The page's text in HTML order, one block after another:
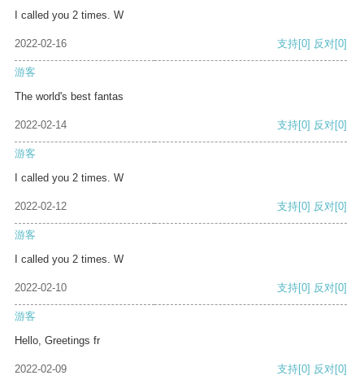
I called you 2 times. W
2022-02-16 支持[0] 反对[0]
游客
The world's best fantas
2022-02-14 支持[0] 反对[0]
游客
I called you 2 times. W
2022-02-12 支持[0] 反对[0]
游客
I called you 2 times. W
2022-02-10 支持[0] 反对[0]
游客
Hello, Greetings fr
2022-02-09 支持[0] 反对[0]